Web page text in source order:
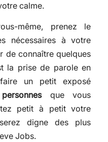
calme.
même, prenez le
nécessaires à votre
de connaître quelques
la prise de parole en
un petit exposé
que vous
petit à petit votre
digne des plus
Jobs.